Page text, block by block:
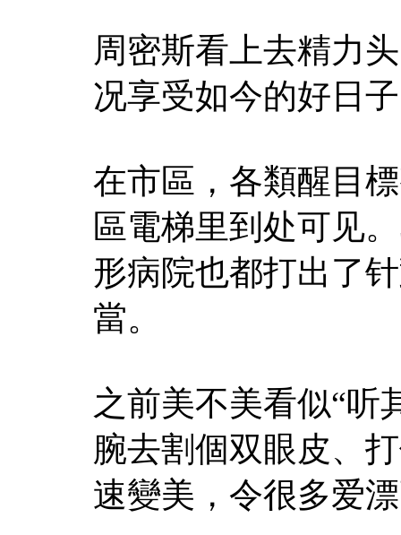
周密斯看上去精力
况享受如今的好日
在市區，各類醒目
區電梯里到处可见
形病院也都打出了
當。
之前美不美看似“听
腕去割個双眼皮、
速變美，令很多爱